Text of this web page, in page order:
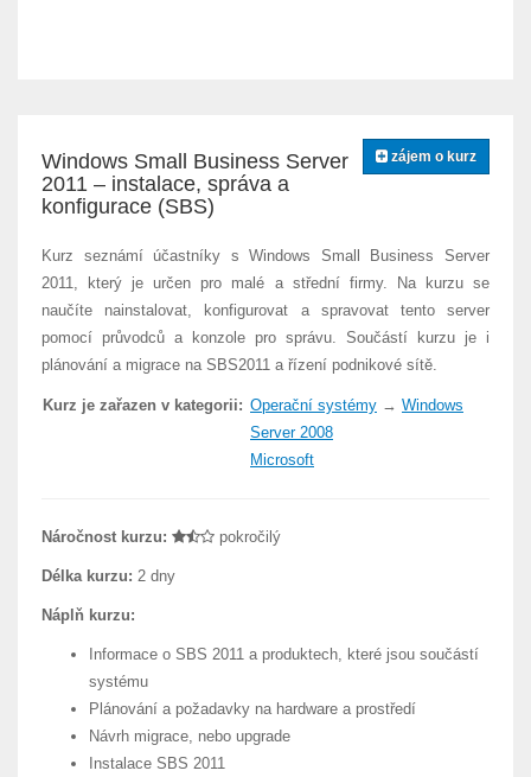
zájem o kurz
Windows Small Business Server
2011 – instalace, správa a
konfigurace (SBS)
Kurz seznámí účastníky s Windows Small Business Server
2011, který je určen pro malé a střední firmy. Na kurzu se
naučíte nainstalovat, konfigurovat a spravovat tento server
pomocí průvodců a konzole pro správu. Součástí kurzu je i
plánování a migrace na SBS2011 a řízení podnikové sítě.
Kurz je zařazen v kategorii: Operační systémy → Windows
Server 2008
Microsoft
Náročnost kurzu: pokročilý
Délka kurzu: 2 dny
Náplň kurzu:
Informace o SBS 2011 a produktech, které jsou součástí
systému
Plánování a požadavky na hardware a prostředí
Návrh migrace, nebo upgrade
Instalace SBS 2011